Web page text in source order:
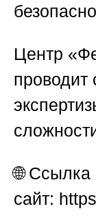
Центр
проводит
🌐Ссылка
сайт: